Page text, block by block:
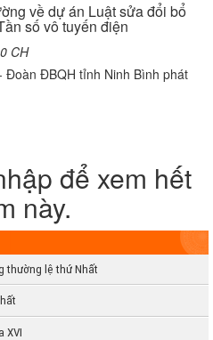
về dự án Luật sửa đổi bổ
số vô tuyến điện
CH
Đoàn ĐBQH tỉnh Ninh Bình phát
để xem hết
này.
thường lệ thứ Nhất
XVI